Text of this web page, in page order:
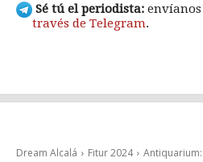
Sé tú el periodista:
través de Telegram.